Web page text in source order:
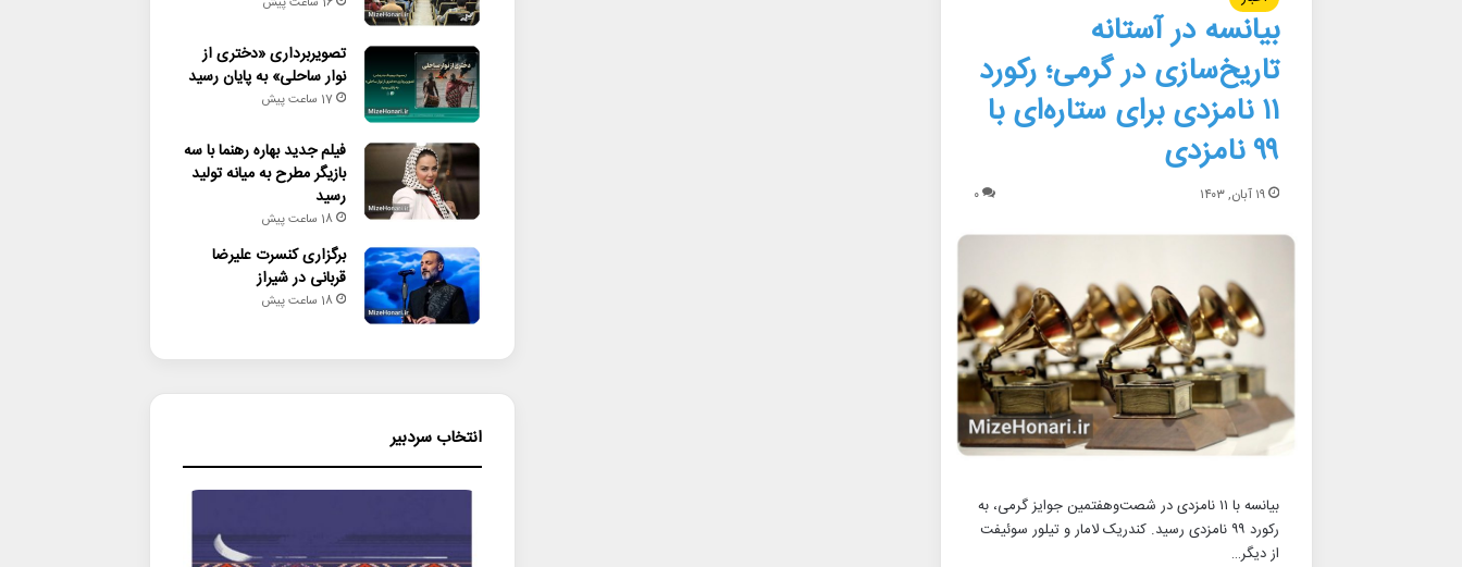
بیانسه در آستانه
تاریخ‌سازی در گرمی؛ رکورد
۱۱ نامزدی برای ستاره‌ای با
۹۹ نامزدی
۱۹ آبان, ۱۴۰۳ ۰
بیانسه با ۱۱ نامزدی در شصت‌وهفتمین جوایز گرمی، به
رکورد ۹۹ نامزدی رسید. کندریک لامار و تیلور سوئیفت
از دیگر…
تصویربرداری «دختری از
نوار ساحلی» به پایان رسید
17 ساعت پیش
فیلم جدید بهاره رهنما با سه
بازیگر مطرح به میانه تولید
رسید
18 ساعت پیش
برگزاری کنسرت علیرضا
قربانی در شیراز
18 ساعت پیش
انتخاب سردبیر